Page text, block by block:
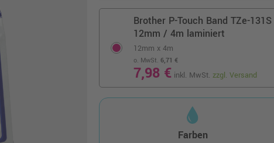
Brother P-Touch Band TZe-
12mm / 4m laminiert
12mm x 4m
o. MwSt. 6,71 €
7,98 € inkl. MwSt. zzgl. Versand
Farben